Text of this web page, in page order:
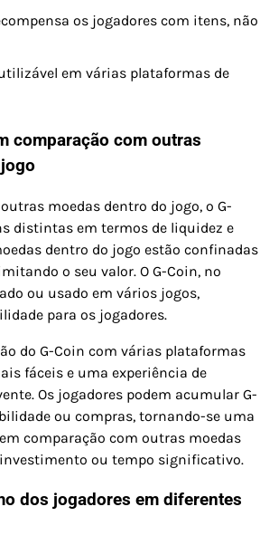
os jogadores com itens, não
em várias plataformas de
comparação com outras
moedas dentro do jogo, o G-
distintas em termos de liquidez e
dentro do jogo estão confinadas
o seu valor. O G-Coin, no
ou usado em vários jogos,
para os jogadores.
do G-Coin com várias plataformas
fáceis e uma experiência de
Os jogadores podem acumular G-
ou compras, tornando-se uma
comparação com outras moedas
ou tempo significativo.
dos jogadores em diferentes